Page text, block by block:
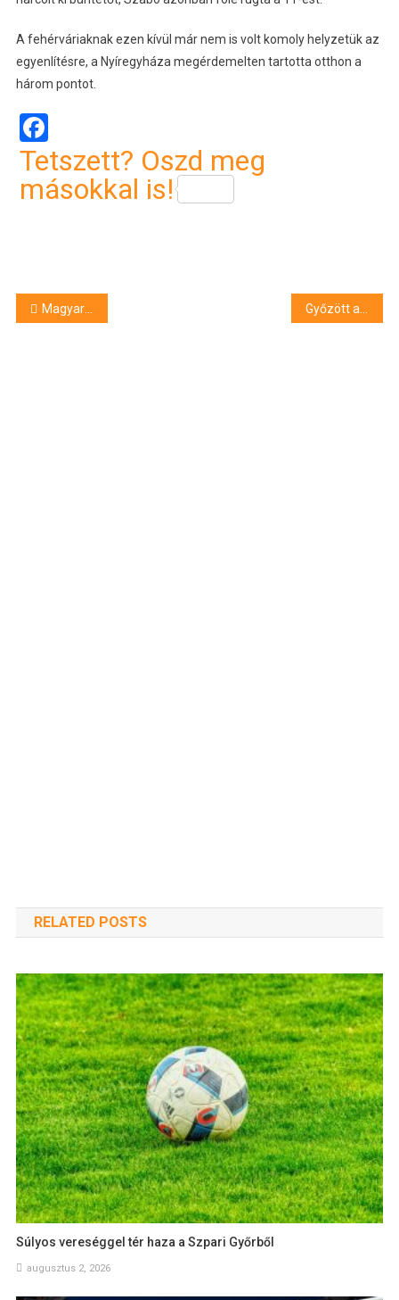
A fehérváriaknak ezen kívül már nem is volt komoly helyzetük az
egyenlítésre, a Nyíregyháza megérdemelten tartotta otthon a
három pontot.
Facebook
Tetszett? Oszd meg
másokkal is!
Bejegyzés
Magyar Péter megígérte: elzavarják a Fideszt
RELATED POSTS
Súlyos vereséggel tér haza a Szpari Győrből
augusztus 2, 2026